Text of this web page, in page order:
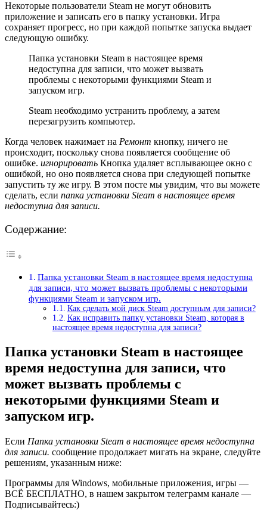
Некоторые пользователи Steam не могут обновить
приложение и записать его в папку установки. Игра
сохраняет прогресс, но при каждой попытке запуска выдает
следующую ошибку.
Папка установки Steam в настоящее время
недоступна для записи, что может вызвать
проблемы с некоторыми функциями Steam и
запуском игр.
Steam необходимо устранить проблему, а затем
перезагрузить компьютер.
Когда человек нажимает на Ремонт кнопку, ничего не
происходит, поскольку снова появляется сообщение об
ошибке. игнорировать Кнопка удаляет всплывающее окно с
ошибкой, но оно появляется снова при следующей попытке
запустить ту же игру. В этом посте мы увидим, что вы можете
сделать, если папка установки Steam в настоящее время
недоступна для записи.
Содержание:
Папка установки Steam в настоящее время недоступна
для записи, что может вызвать проблемы с некоторыми
функциями Steam и запуском игр.
Как сделать мой диск Steam доступным для записи?
Как исправить папку установки Steam, которая в
настоящее время недоступна для записи?
Папка установки Steam в настоящее
время недоступна для записи, что
может вызвать проблемы с
некоторыми функциями Steam и
запуском игр.
Если Папка установки Steam в настоящее время недоступна
для записи. сообщение продолжает мигать на экране, следуйте
решениям, указанным ниже:
Программы для Windows, мобильные приложения, игры —
ВСЁ БЕСПЛАТНО, в нашем закрытом телеграмм канале —
Подписывайтесь:)